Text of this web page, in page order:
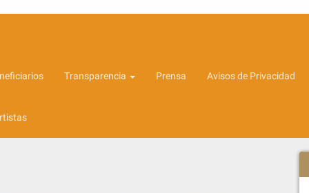
Transparencia Prensa Avisos de Privacidad